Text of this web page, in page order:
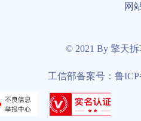
网
© 2021 By 擎天
工信部备案号：鲁